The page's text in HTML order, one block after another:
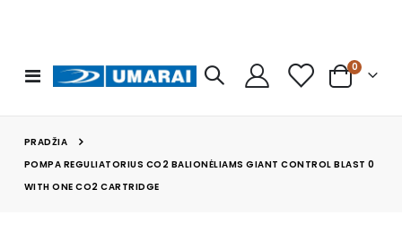
Toggle
Nav
Cart
0prekės
PRADŽIA
POMPA REGULIATORIUS CO2 BALIONĖLIAMS GIANT CONTROL BLAST 0
WITH ONE CO2 CARTRIDGE